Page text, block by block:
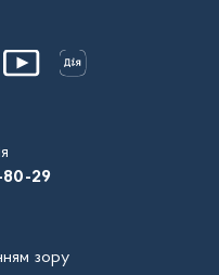
80-29
зору